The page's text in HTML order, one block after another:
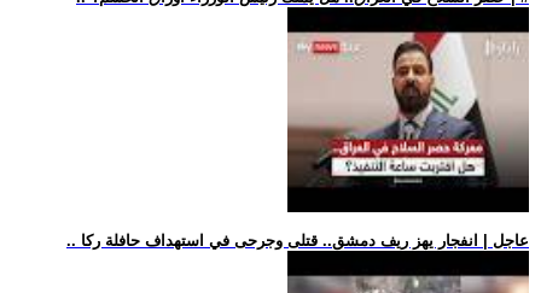
.. عاجل | انفجار يهز ريف دمشق.. قتلى وجرحى في استهداف حافلة ركا